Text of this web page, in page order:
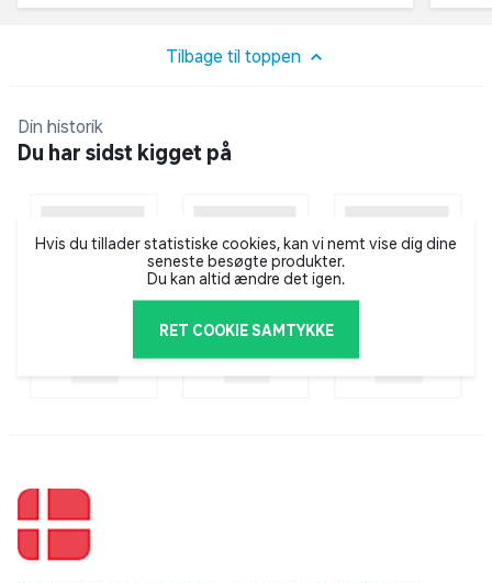
Tilbage til toppen
Din historik
Du har sidst kigget på
Hvis du tillader statistiske cookies, kan vi nemt vise dig dine
seneste besøgte produkter.
Du kan altid ændre det igen.
RET COOKIE SAMTYKKE